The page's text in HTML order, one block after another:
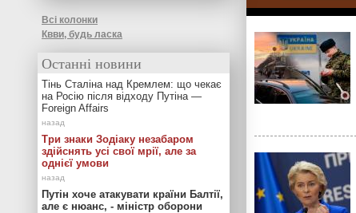
Всі колонки
Квви, будь ласка
Останні новини
Тінь Сталіна над Кремлем: що чекає
на Росію після відходу Путіна —
Foreign Affairs
Три знаки Зодіаку незабаром
здійснять усі свої мрії, але за
однієї умови
Путін хоче атакувати країни Балтії,
але є нюанс, - міністр оборони